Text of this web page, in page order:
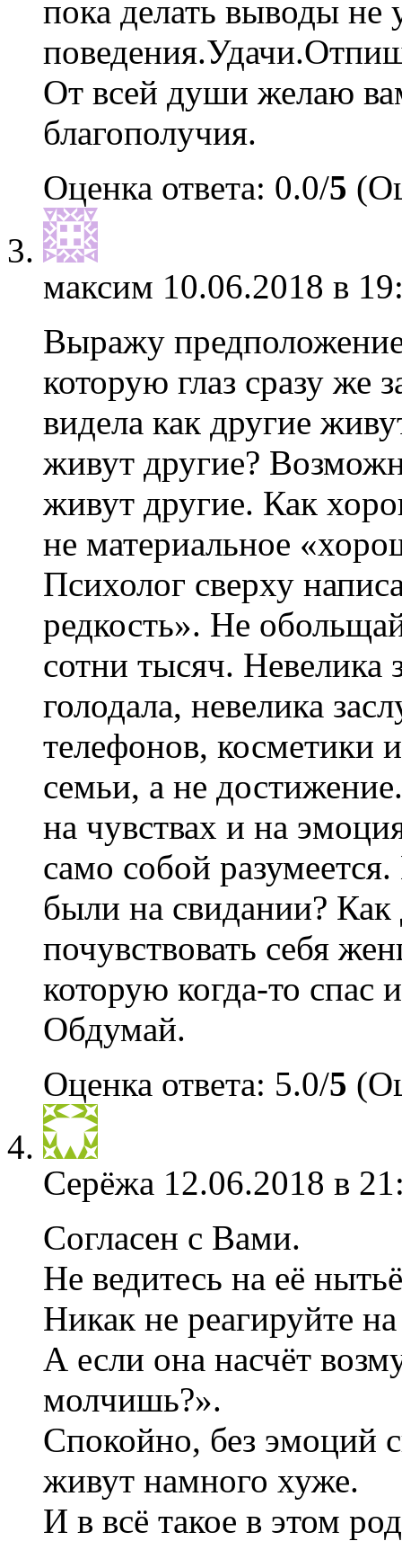
пока делать выводы не
От всей души желаю
благополучия.
Оценка ответа: 0.0/5
максим 10.06.2018 в
Выражу
которую глаз сразу же
видела как другие
живут другие?
живут другие. Как
не материальное
Психолог сверху
редкость». Не
сотни тысяч. Невелика
голодала, невелика
телефонов, косметики
семьи, а не
на чувствах и на
само собой
были на свидании? Как
почувствовать себя
которую когда-то спас
Обдумай.
Оценка ответа: 5.0/5
Серёжа 12.06.2018 в
Согласен с Вами.
Не ведитесь на её
Никак не реагируйте
А если она насчёт
молчишь?».
Спокойно, без эмоций
живут намного хуже.
И в всё такое в этом